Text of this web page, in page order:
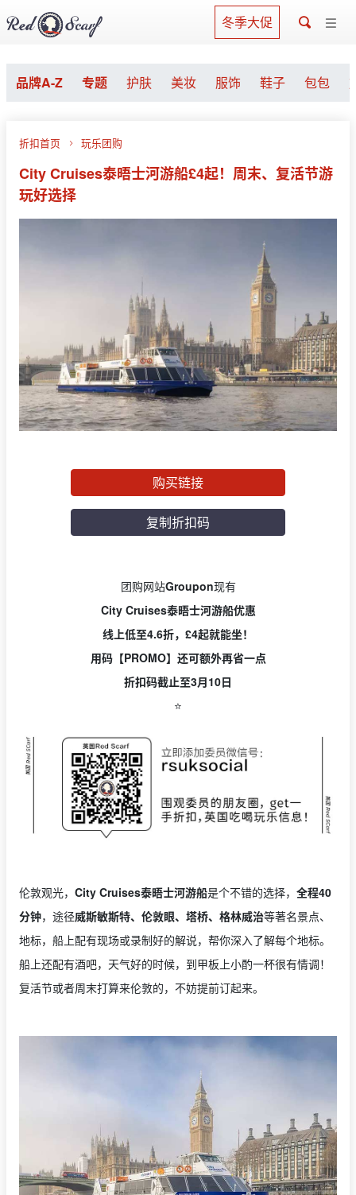
冬季大促
品牌A-Z 专题 护肤 美妆 服饰 鞋子 包包
折扣首页 玩乐团购
City Cruises泰晤士河游船£4起！周末、复活节游
玩好选择
购买链接
复制折扣码
团购网站Groupon现有
City Cruises泰晤士河游船优惠
线上低至4.6折， £4起就能坐！
用码【PROMO】还可额外再省一点
折扣码截止至3月10日
⭐️
伦敦观光， City Cruises泰晤士河游船是个不错的选择， 全程40
分钟，途径威斯敏斯特、伦敦眼、塔桥、格林威治等著名景点、
地标，船上配有现场或录制好的解说，帮你深入了解每个地标。
船上还配有酒吧，天气好的时候，到甲板上小酌一杯很有情调！
复活节或者周末打算来伦敦的，不妨提前订起来。